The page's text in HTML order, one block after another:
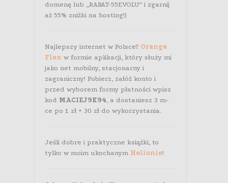
domenę lub „RABAT-55EVOLU” i zgarnij
aż 55% zniżki na hosting!)
Najlepszy internet w Polsce? Orange
Flex w formie aplikacji, który służy mi
jako net mobilny, stacjonarny i
zagraniczny! Pobierz, załóż konto i
przed wyborem formy płatności wpisz
kod MACIEJ9K94, a dostaniesz 3 m-
ce po 1 zł + 30 zł do wykorzystania.
Jeśli dobre i praktyczne książki, to
tylko w moim ukochanym Helionie!